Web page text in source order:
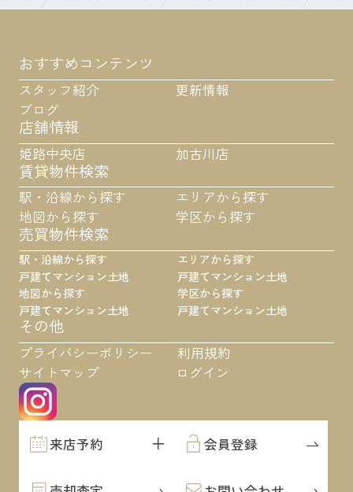
おすすめコンテンツ
スタッフ紹介
更新情報
ブログ
店舗情報
姫路中央店 加古川店
賃貸物件検索
駅・沿線から探す
エリアから探す
地図から探す
学区から探す
売買物件検索
駅・沿線から探す
戸建てマンション土地
地図から探す
戸建てマンション土地
エリアから探す
戸建てマンション土地
学区から探す
戸建てマンション土地
その他
プライバシーポリシー
利用規約
サイトマップ
ログイン
来店予約 会員登録